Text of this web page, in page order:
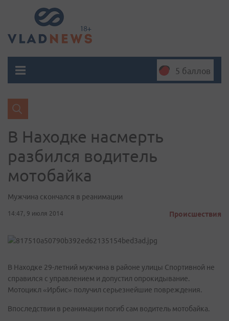
5 баллов
В Находке насмерть
разбился водитель
мотобайка
Мужчина скончался в реанимации
14:47, 9 июля 2014 Происшествия
В Находке 29-летний мужчина в районе улицы Спортивной не
справился с управлением и допустил опрокидывание.
Мотоцикл «Ирбис» получил серьезнейшие повреждения.
Впоследствии в реанимации погиб сам водитель мотобайка.